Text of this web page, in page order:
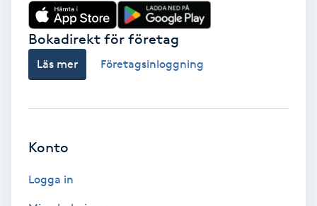
Bambumassage
Barber
Barnklippning
BIAB
Blowout
Bokadirekt för företag
Läs mer Företagsinloggning
Konto
Logga in